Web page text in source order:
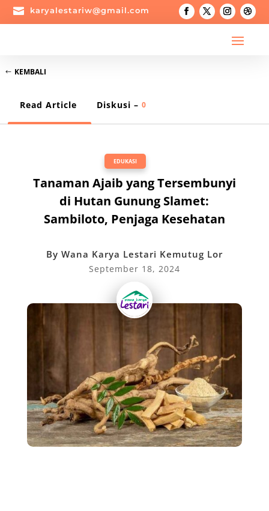
 karyalestariw@gmail.com
KEMBALI
Read Article Diskusi – 0
EDUKASI
Tanaman Ajaib yang Tersembunyi
di Hutan Gunung Slamet:
Sambiloto, Penjaga Kesehatan
By Wana Karya Lestari Kemutug Lor
September 18, 2024